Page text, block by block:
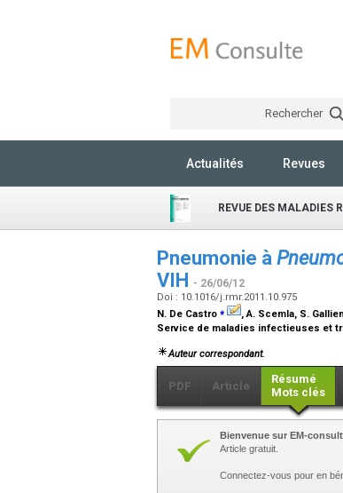
Rechercher
Actualités Revues
REVUE DES MALADIES
Pneumonie à
VIH - 26/06/12
Doi : 10.1016/j.rmr.2011.10.975
N. De Castro ⁎
, A. Scemla, S.
Service de maladies infectieuses et
Auteur correspondant.
PDF Article
Résumé
Mots clés
Bienvenue sur EM-
Article gratuit.
Connectez-vous pour en